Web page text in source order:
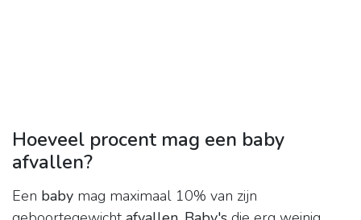
Hoeveel procent mag een baby
afvallen?
Een baby mag maximaal 10% van zijn